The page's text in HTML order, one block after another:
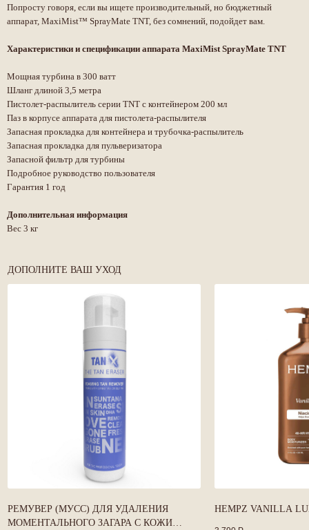
Попросту говоря, если вы ищете производительный, но бюджетный
аппарат, MaxiMist™ SprayMate TNT, без сомнений, подойдет вам.
Характеристики и спецификации аппарата MaxiMist SprayMate TNT
Мощная турбина в 300 ватт
Шланг длиной 3,5 метра
Пистолет-распылитель серии TNT с контейнером 200 мл
Паз в корпусе аппарата для пистолета-распылителя
Запасная прокладка для контейнера и трубочка-распылитель
Запасная прокладка для пульверизатора
Запасной фильтр для турбины
Подробное руководство пользователя
Гарантия 1 год
Дополнительная информация
Вес 3 кг
ДОПОЛНИТЕ ВАШ УХОД
РЕМУВЕР (МУСС) ДЛЯ УДАЛЕНИЯ
МОМЕНТАЛЬНОГО ЗАГАРА С КОЖИ
HEMPZ VANILLA
М.ПЕТРОГРАДСКАЯ
МАЛЫЙ П.С 85
АДРЕС СТУДИИ
НОМЕР ДЛЯ СВЯЗИ
+7 812 970 78 27
SERGEY
КОНФЕДЕНЦИАЛЬНОСТИ
КОНТАКТЫ
ПОДГОТОВКА
БЛОГ
Нажимая на кнопку, вы соглашаетесь
В нашем салоне есть услуга дизайна, которая
оплачивается отдельно. С ценами вы можете
ознакомиться в разделе
или у мастера
на приеме
ПОЛНЫЙ ГИГИЕНИЧЕСКИЙ ПЕДИКЮР
ПОКРЫТИЕ ОБЫЧНЫМ ЛАКОМ
СНЯТИЕ ГЕЛЬ ЛАКА
3 300 ₽
1 800 ₽
ЗАПИСАТЬСЯ